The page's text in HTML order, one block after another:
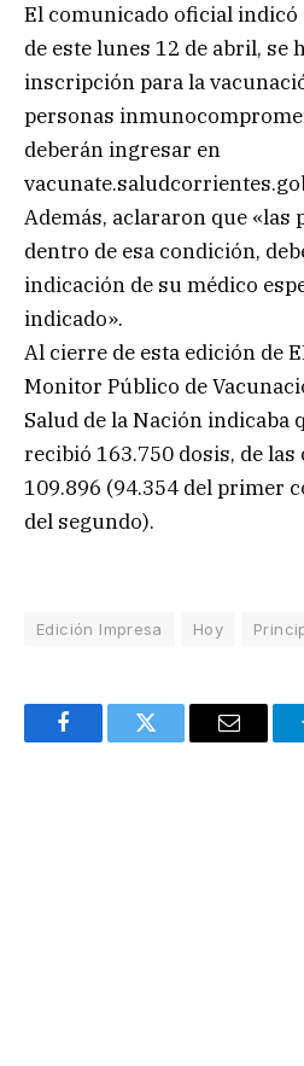
El comunicado oficial indicó
de este lunes 12 de abril, se
inscripción para la
personas
deberán ingresar en
Además, aclararon que «las
dentro de esa condición,
indicación de su médico
indicado».
Al cierre de esta edición de
Monitor Público de
Salud de la Nación indicaba
recibió 163.750 dosis, de las
109.896 (94.354 del primer
del segundo).
Edición Impresa Hoy
FacebookTwitter Email